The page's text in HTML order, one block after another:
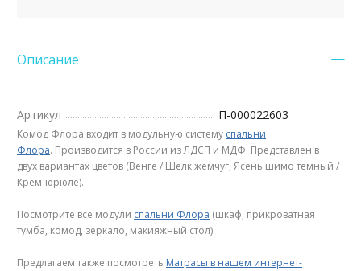
Описание
Артикул П-000022603
Комод Флора входит в модульную систему спальни
Флора. Производится в России из ЛДСП и МДФ. Представлен в
двух вариантах цветов (Венге / Шелк жемчуг, Ясень шимо темный /
Крем-юрюле).
Посмотрите все модули спальни Флора (шкаф, прикроватная
тумба, комод, зеркало, макияжный стол).
Предлагаем также посмотреть Матрасы в нашем интернет-